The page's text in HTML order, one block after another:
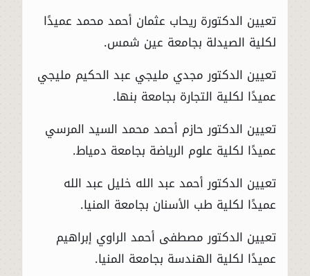
تعيين الدكتورة ريحاب عثمان أحمد محمد عميدًا
لكلية الصيدلة بجامعة عين شمس.
تعيين الدكتور مجدي مليجي عبد الحكيم مليجي
عميدًا لكلية التجارة بجامعة بنها.
تعيين الدكتور حازم أحمد محمد السيد المرسي
عميدًا لكلية علوم الرياضة بجامعة دمياط.
تعيين الدكتور أحمد عبد الله خليل عبد الله
عميدًا لكلية طب الأسنان بجامعة المنيا.
تعيين الدكتور مصطفى أحمد الراوي إبراهيم
عميدًا لكلية الهندسة بجامعة المنيا.